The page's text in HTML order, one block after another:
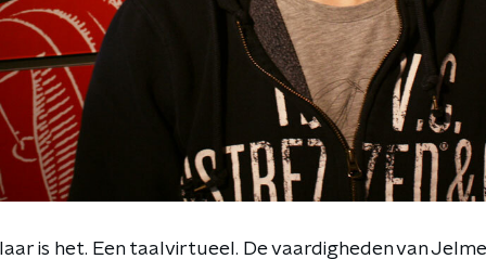
is het. Een taalvirtueel. De vaardigheden van